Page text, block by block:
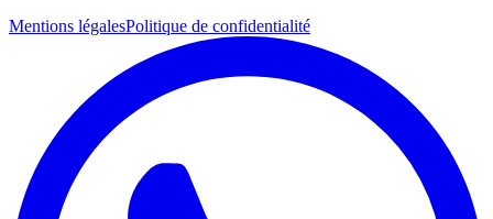
Mentions légalesPolitique de confidentialité